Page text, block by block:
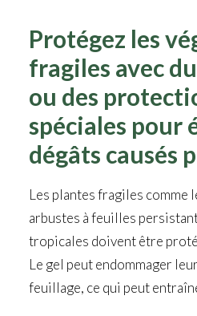
Protégez les
fragiles avec
ou des
spéciales pour
dégâts causés
Les plantes fragiles comme
arbustes à feuilles
tropicales doivent être
Le gel peut endommager
feuillage, ce qui peut